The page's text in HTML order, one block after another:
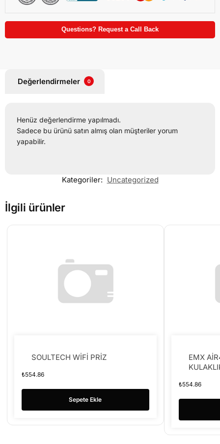
Questions? Request a Call Back
Değerlendirmeler 0
Henüz değerlendirme yapılmadı.
Sadece bu ürünü satın almış olan müşteriler yorum
yapabilir.
Kategoriler: Uncategorized
İlgili ürünler
SOULTECH WİFİ PRİZ
₺554.86
Sepete Ekle
EMX
₺554.86